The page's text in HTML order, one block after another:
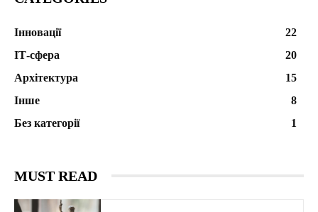
Інновації
22
ІТ-сфера
20
Архітектура
15
Інше
8
Без категорії
1
MUST READ